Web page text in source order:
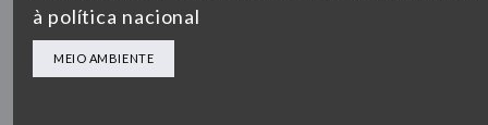
à política nacional
MEIO AMBIENTE